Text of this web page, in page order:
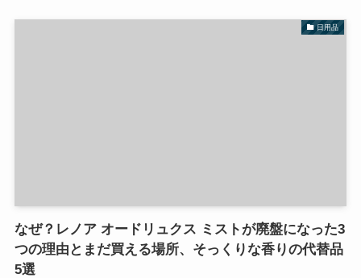
日用品
なぜ？レノア オードリュクス ミストが廃盤になった3
つの理由とまだ買える場所、そっくりな香りの代替品
5選